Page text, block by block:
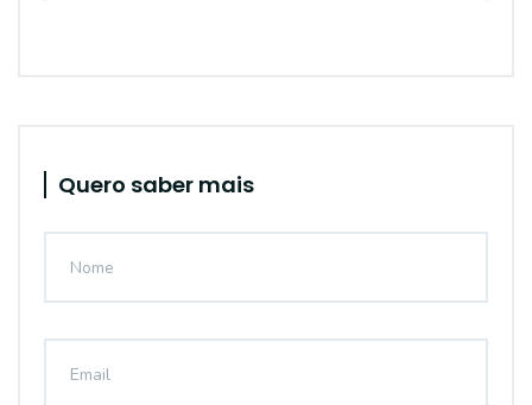
Quero saber mais